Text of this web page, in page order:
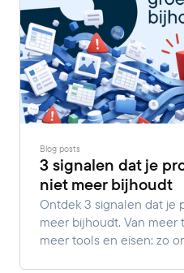
Blog posts
3 signalen dat je
niet meer bijhoudt
Ontdek 3 signalen dat je
meer bijhoudt. Van
meer tools en eisen: zo